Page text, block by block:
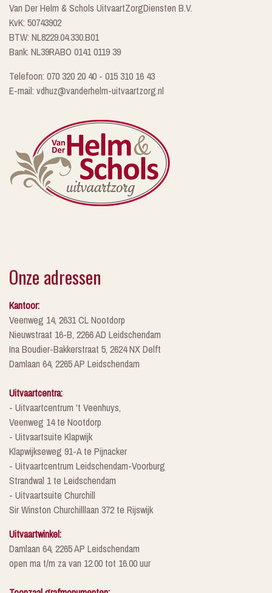
Van Der Helm & Schols UitvaartZorgDiensten B.V.
KvK: 50743902
BTW: NL8229.04.330.B01
Bank: NL39RABO 0141 0119 39
Telefoon: 070 320 20 40 - 015 310 16 43
E-mail: vdhuz@vanderhelm-uitvaartzorg.nl
Onze adressen
Kantoor:
Veenweg 14, 2631 CL Nootdorp
Nieuwstraat 16-B, 2266 AD Leidschendam
Ina Boudier-Bakkerstraat 5, 2624 NX Delft
Damlaan 64, 2265 AP Leidschendam
Uitvaartcentra:
- Uitvaartcentrum 't Veenhuys,
Veenweg 14 te Nootdorp
- Uitvaartsuite Klapwijk
Klapwijkseweg 91-A te Pijnacker
- Uitvaartcentrum Leidschendam-Voorburg
Strandwal 1 te Leidschendam
- Uitvaartsuite Churchill
Sir Winston Churchilllaan 372 te Rijswijk
Uitvaartwinkel:
Damlaan 64, 2265 AP Leidschendam
open ma t/m za van 12.00 tot 16.00 uur